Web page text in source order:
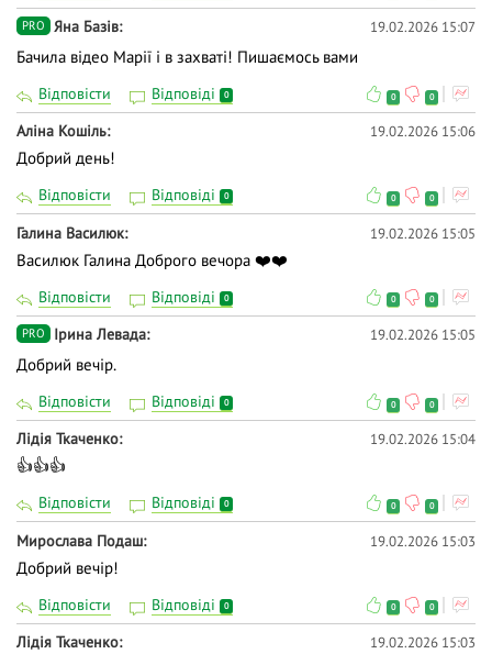
PRO Яна Базів 19.02.2026 15:07
Бачила відео Марії і в захваті! Пишаємось вами
Відповісти Відповіді 0 0 0
Аліна Кошіль 19.02.2026 15:06
Добрий день!
Відповісти Відповіді 0 0 0
Галина Василюк 19.02.2026 15:05
Василюк Галина Доброго вечора ❤️❤️
Відповісти Відповіді 0 0 0
PRO Ірина Левада 19.02.2026 15:05
Добрий вечір.
Відповісти Відповіді 0 0 0
Лідія Ткаченко 19.02.2026 15:04
👍👍👍
Відповісти Відповіді 0 0 0
Мирослава Подаш 19.02.2026 15:03
Добрий вечір!
Відповісти Відповіді 0 0 0
Лідія Ткаченко 19.02.2026 15:03